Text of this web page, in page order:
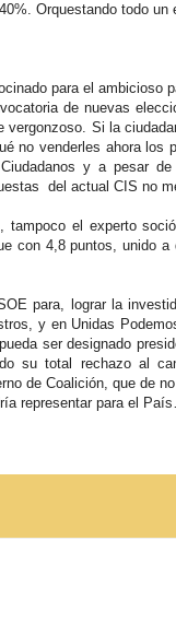
Orquestando todo un
para el ambicioso
de nuevas
Si la
no venderles ahora los
y a pesar de
del actual CIS no
el experto
con 4,8 puntos, unido
para, lograr la
y en Unidas
ser designado
su total rechazo al
de Coalición, que de
representar para el